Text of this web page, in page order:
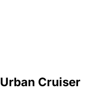
Cruiser